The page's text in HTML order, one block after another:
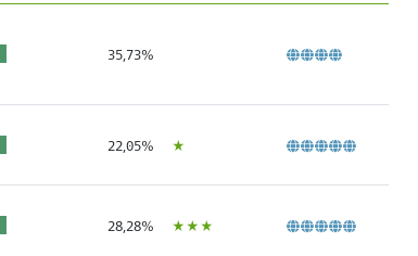
35,73%
22,05% Ù
28,28% ÙÙÙ